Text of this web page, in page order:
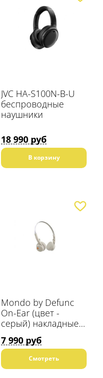
JVC HA-S100N-B-U
беспроводные
наушники
В корзину
18 990 руб
Mondo by Defunc
On-Ear (цвет -
серый) накладные
Bluetooth наушники
Смотреть
7 990 руб